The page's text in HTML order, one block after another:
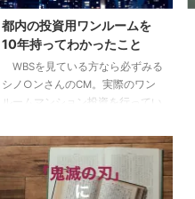
都内の投資用ワンルームを
10年持ってわかったこと
WBSを見ている方なら必ずみる
シノ○ンさんのCM。実際のワン
ルームマンション投資を行ってい
多少なりとも参考になればと思い
ます。 目次1 先日売り先が見つか
り200万くらい儲かった2 「時間
を資産に変える投資」という妙味